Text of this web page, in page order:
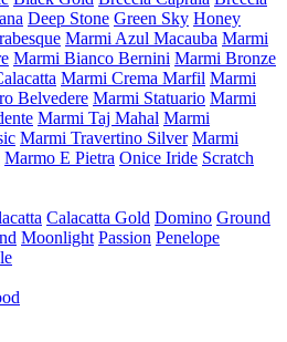
Deep Stone Green Sky Honey
Marmi Azul Macauba Marmi
Marmi Bianco Bernini Marmi Bronze
Marmi Crema Marfil Marmi
Belvedere Marmi Statuario Marmi
Marmi Taj Mahal Marmi
Marmi Travertino Silver Marmi
Marmo E Pietra Onice Iride Scratch
Calacatta Gold Domino Ground
Moonlight Passion Penelope